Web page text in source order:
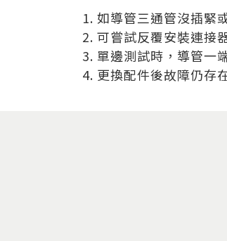
1. 如導管三通管沒插緊
2. 可嘗試反覆安裝連接
3. 單邊測試時，導管一
4. 更換配件後故障仍存